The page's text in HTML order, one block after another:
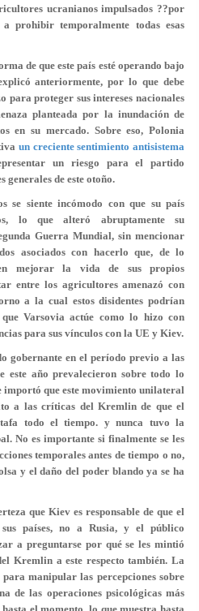
ucranianos impulsados ??por
prohibir temporalmente todas esas
de que este país esté operando bajo
anteriormente, por lo que debe
para proteger sus intereses nacionales
planteada por la inundación de
en su mercado. Sobre eso, Polonia
un creciente sentimiento antisistema
un riesgo para el partido
generales de este otoño.
se siente incómodo con que su país
lo que alteró abruptamente su
Guerra Mundial, sin mencionar
asociados con hacerlo que, de lo
mejorar la vida de sus propios
entre los agricultores amenazó con
a la cual estos disidentes podrían
Varsovia actúe como lo hizo con
para sus vínculos con la UE y Kiev.
gobernante en el período previo a las
este año prevalecieron sobre todo lo
importó que este movimiento unilateral
a las críticas del Kremlin de que el
todo el tiempo. y nunca tuvo la
No es importante si finalmente se les
temporales antes de tiempo o no,
y el daño del poder blando ya se ha
que Kiev es responsable de que el
países, no a Rusia, y el público
a preguntarse por qué se les mintió
Kremlin a este respecto también. La
manipular las percepciones sobre
de las operaciones psicológicas más